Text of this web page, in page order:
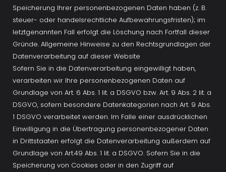
Speicherung Ihrer personenbezogenen Daten haben (z. B.
steuer- oder handelsrechtliche Aufbewahrungsfristen); im
letztgenannten Fall erfolgt die Löschung nach Fortfall dieser
Gründe. Allgemeine Hinweise zu den Rechtsgrundlagen der
Datenverarbeitung auf dieser Website
Sofern Sie in die Datenverarbeitung eingewilligt haben,
verarbeiten wir Ihre personenbezogenen Daten auf
Grundlage von Art. 6 Abs. 1 lit. a DSGVO bzw. Art. 9 Abs. 2 lit. a
DSGVO, sofern besondere Datenkategorien nach Art. 9 Abs.
1 DSGVO verarbeitet werden. Im Falle einer ausdrücklichen
Einwilligung in die Übertragung personenbezogener Daten
in Drittstaaten erfolgt die Datenverarbeitung außerdem auf
Grundlage von Art.49 Abs. 1 lit. a DSGVO. Sofern Sie in die
Speicherung von Cookies oder in den Zugriff auf